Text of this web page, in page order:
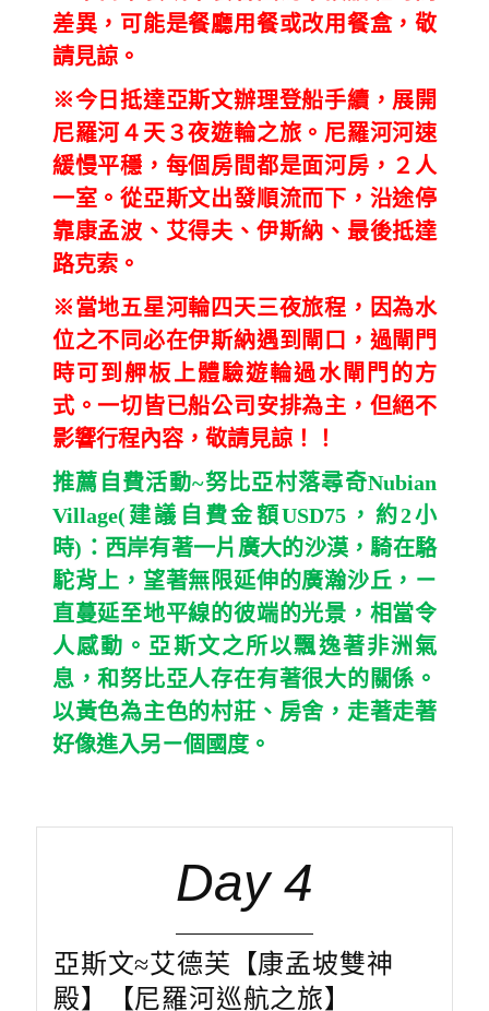
差異，可能是餐廳用餐或改用餐盒，敬
請見諒。
※今日抵達亞斯文辦理登船手續，展開
尼羅河４天３夜遊輪之旅。尼羅河河速
緩慢平穩，每個房間都是面河房，２人
一室。從亞斯文出發順流而下，沿途停
靠康孟波、艾得夫、伊斯納、最後抵達
路克索。
※當地五星河輪四天三夜旅程，因為水
位之不同必在伊斯納遇到閘口，過閘門
時可到舺板上體驗遊輪過水閘門的方
式。一切皆已船公司安排為主，但絕不
影響行程內容，敬請見諒！！
推薦自費活動~努比亞村落尋奇Nubian
Village( 建議自費金額USD75，約2小
時) ：西岸有著一片廣大的沙漠，騎在駱
駝背上，望著無限延伸的廣瀚沙丘，ㄧ
直蔓延至地平線的彼端的光景，相當令
人感動。亞斯文之所以飄逸著非洲氣
息，和努比亞人存在有著很大的關係。
以黃色為主色的村莊、房舍，走著走著
好像進入另ㄧ個國度。
Day 4
亞斯文≈艾德芙【康孟坡雙神
殿】【尼羅河巡航之旅】